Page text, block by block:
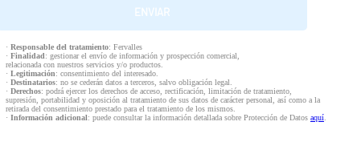
· Responsable del tratamiento: Fervalles
· Finalidad: gestionar el envío de información y prospección comercial,
relacionada con nuestros servicios y/o productos.
· Legitimación: consentimiento del interesado.
· Destinatarios: no se cederán datos a terceros, salvo obligación legal.
· Derechos: podrá ejercer los derechos de acceso, rectificación, limitación de tratamiento,
supresión, portabilidad y oposición al tratamiento de sus datos de carácter personal, así como a la
retirada del consentimiento prestado para el tratamiento de los mismos.
· Información adicional: puede consultar la información detallada sobre Protección de Datos aquí.